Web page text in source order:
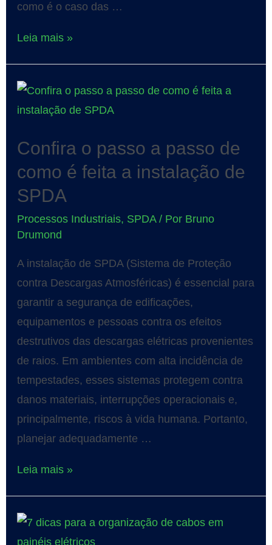
como é o caso das …
Leia mais »
Confira o passo a passo de
como é feita a instalação de
SPDA
Processos Industriais, SPDA/ Por Bruno
Drumond
A instalação de SPDA (Sistema de Proteção
contra Descargas Atmosféricas) é essencial para
garantir a segurança de edificações,
equipamentos e pessoas contra os efeitos
destrutivos das descargas elétricas provenientes
de raios. Em ambientes com alta incidência de
tempestades, esses sistemas protegem contra
danos materiais, interrupções operacionais e,
principalmente, riscos à vida humana. Portanto,
planejar adequadamente …
Leia mais »